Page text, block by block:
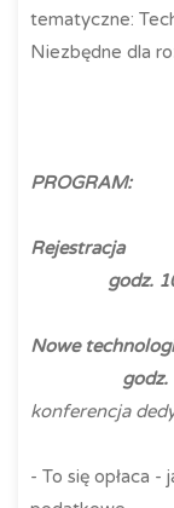
tematyczne:
Niezbędne dla
PROGRAM:
godz.
Nowe
godz.
konferencja
- To się opłaca